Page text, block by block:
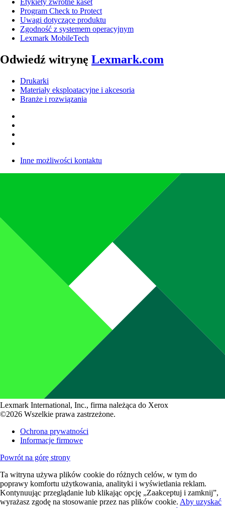
Etykiety zwrotne kaset
Program Check to Protect
Uwagi dotyczące produktu
Zgodność z systemem operacyjnym
Lexmark MobileTech
Odwiedź witrynę Lexmark.com
Drukarki
Materiały eksploatacyjne i akcesoria
Branże i rozwiązania
Inne możliwości kontaktu
Lexmark International, Inc., firma należąca do Xerox
©2026 Wszelkie prawa zastrzeżone.
Ochrona prywatności
Informacje firmowe
Powrót na górę strony
Ta witryna używa plików cookie do różnych celów, w tym do
poprawy komfortu użytkowania, analityki i wyświetlania reklam.
Kontynuując przeglądanie lub klikając opcję „Zaakceptuj i zamknij”,
wyrażasz zgodę na stosowanie przez nas plików cookie. Aby uzyskać